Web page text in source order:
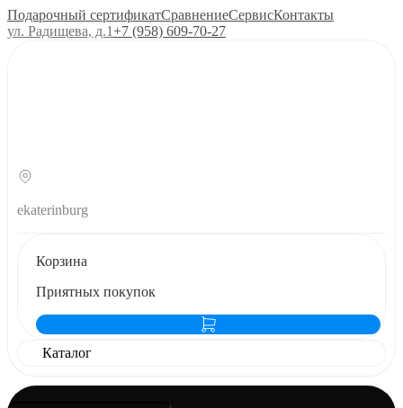
Подарочный сертификатСравнениеСервисКонтакты
ул. Радищева, д.1+7 (958) 609‑70‑27
ekaterinburg
Корзина
Приятных покупок
Каталог